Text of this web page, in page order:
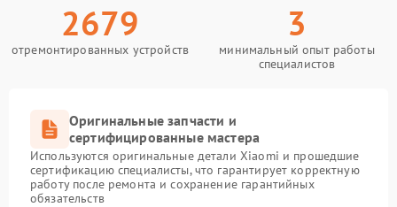
2679
отремонтированных устройств
3
минимальный опыт работы
специалистов
Оригинальные запчасти и
сертифицированные мастера
Используются оригинальные детали Xiaomi и прошедшие
сертификацию специалисты, что гарантирует корректную
работу после ремонта и сохранение гарантийных
обязательств